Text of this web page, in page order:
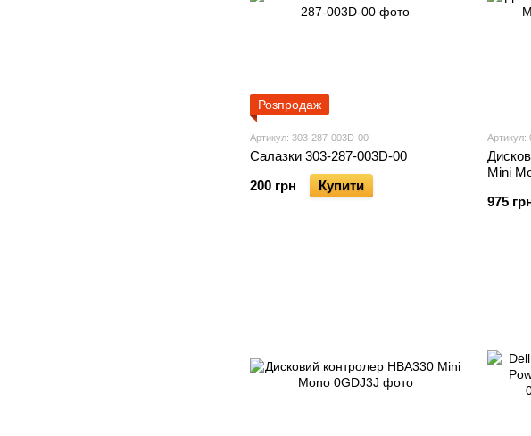
Розпродаж
Артикул: 303-287-003D-00
Салазки 303-287-003D-00
200 грн
Купити
Артикул:
Mini
975